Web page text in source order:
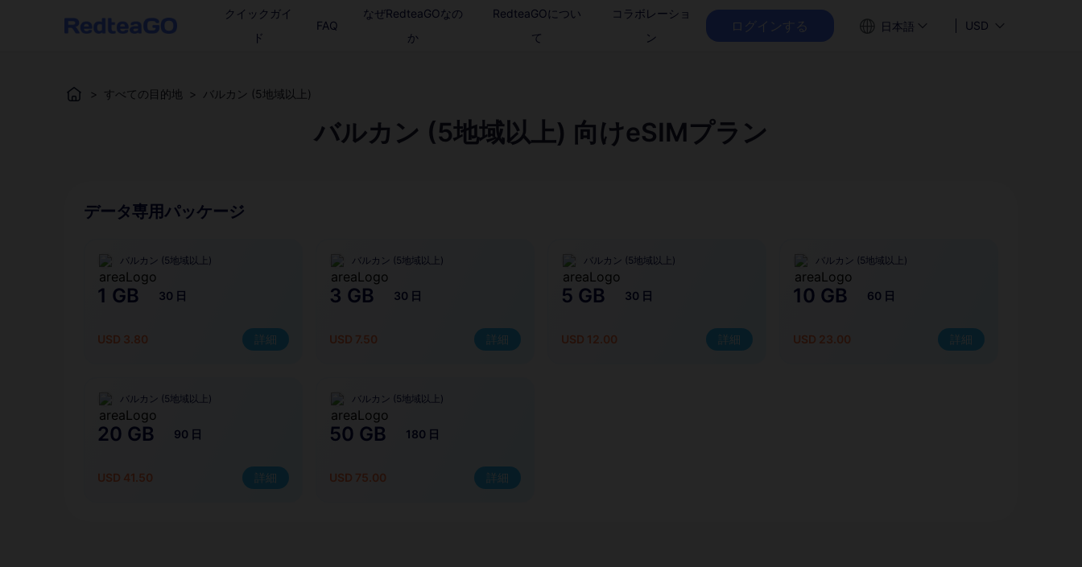
クイックガイ
ド
FAQ
なぜRedteaGOなの
か
RedteaGOについ
て
コラボレーショ
ン
ログインする 日本語 USD
> すべての目的地 > バルカン (5地域以上)
バルカン (5地域以上) 向けeSIMプラン
データ専用パッケージ
バルカン (5地域以上)
1 GB 30 日
USD 3.80 詳細
バルカン (5地域以上)
3 GB 30 日
USD 7.50 詳細
バルカン (5地域以上)
5 GB 30 日
USD 12.00 詳細
バルカン (5地域以上)
10 GB 60 日
USD 23.00 詳細
バルカン (5地域以上)
20 GB 90 日
USD 41.50 詳細
バルカン (5地域以上)
50 GB 180 日
USD 75.00 詳細